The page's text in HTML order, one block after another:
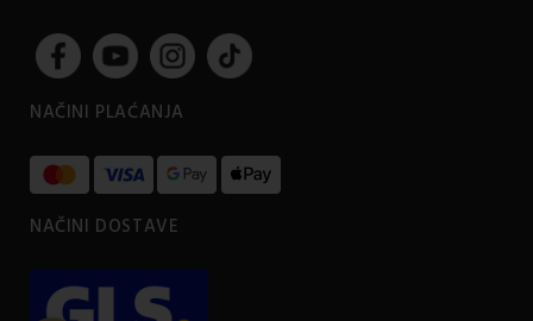
NAČINI PLAĆANJA
NAČINI DOSTAVE